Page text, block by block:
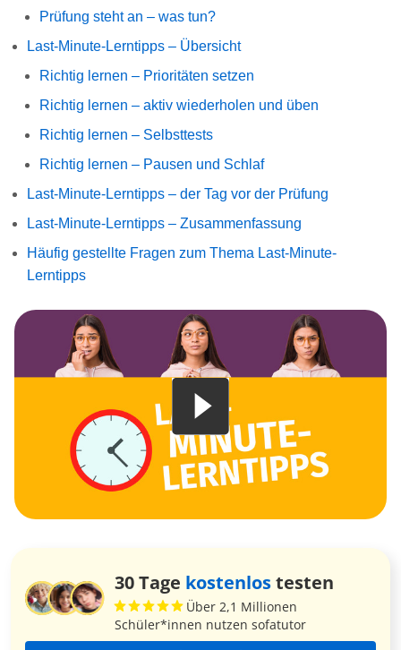
Prüfung steht an – was tun?
Last-Minute-Lerntipps – Übersicht
Richtig lernen – Prioritäten setzen
Richtig lernen – aktiv wiederholen und üben
Richtig lernen – Selbsttests
Richtig lernen – Pausen und Schlaf
Last-Minute-Lerntipps – der Tag vor der Prüfung
Last-Minute-Lerntipps – Zusammenfassung
Häufig gestellte Fragen zum Thema Last-Minute-
Lerntipps
30 Tage kostenlostesten
Über 2,1 Millionen
Schüler*innen nutzen sofatutor